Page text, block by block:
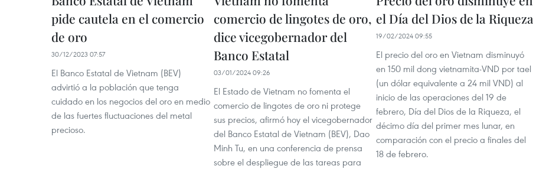
pide cautela en el comercio
de oro
30/12/2023 07:57
El Banco Estatal de Vietnam (BEV)
advirtió a la población que tenga
cuidado en los negocios del oro en medio
de las fuertes fluctuaciones del metal
precioso.
comercio de lingotes de oro,
dice vicegobernador del
Banco Estatal
03/01/2024 09:26
El Estado de Vietnam no fomenta el
comercio de lingotes de oro ni protege
sus precios, afirmó hoy el vicegobernador
del Banco Estatal de Vietnam (BEV), Dao
Minh Tu, en una conferencia de prensa
sobre el despliegue de las tareas para
el Día del Dios de la Riqueza
19/02/2024 09:55
El precio del oro en Vietnam disminuyó
en 150 mil dong vietnamita-VND por tael
(un dólar equivalente a 24 mil VND) al
inicio de las operaciones del 19 de
febrero, Día del Dios de la Riqueza, el
décimo día del primer mes lunar, en
comparación con el precio a finales del
18 de febrero.